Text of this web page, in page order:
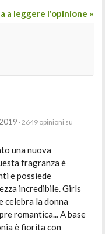
a leggere l'opinione »
· 2649 opinioni su
una nuova
fragranza è
e possiede
incredibile. Girls
celebra la donna
romantica... A base
è fiorita con